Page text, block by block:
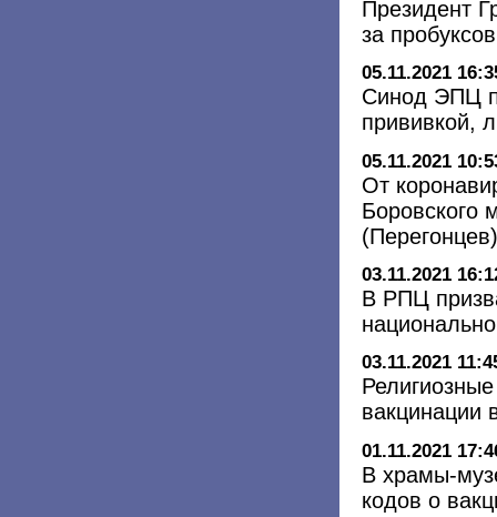
Президент
за
05.11.2021
Синод ЭПЦ
прививкой,
05.11.2021
От
Боровского
(Перегонцев)
03.11.2021
В РПЦ
03.11.2021
вакцинации
01.11.2021
В храмы-
кодов о